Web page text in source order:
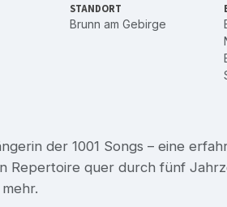
STANDORT
Brunn am Gebirge
der 1001 Songs – eine
Repertoire quer durch fünf